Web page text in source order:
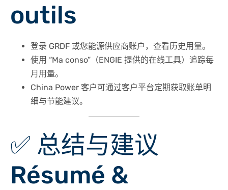
outils
登录 GRDF 或您能源供应商账户，查看历史用量。
使用 “Ma conso”（ENGIE 提供的在线工具）追踪每
月用量。
China Power 客户可通过客户平台定期获取账单明
细与节能建议。
✅ 总结与建议
Résumé &